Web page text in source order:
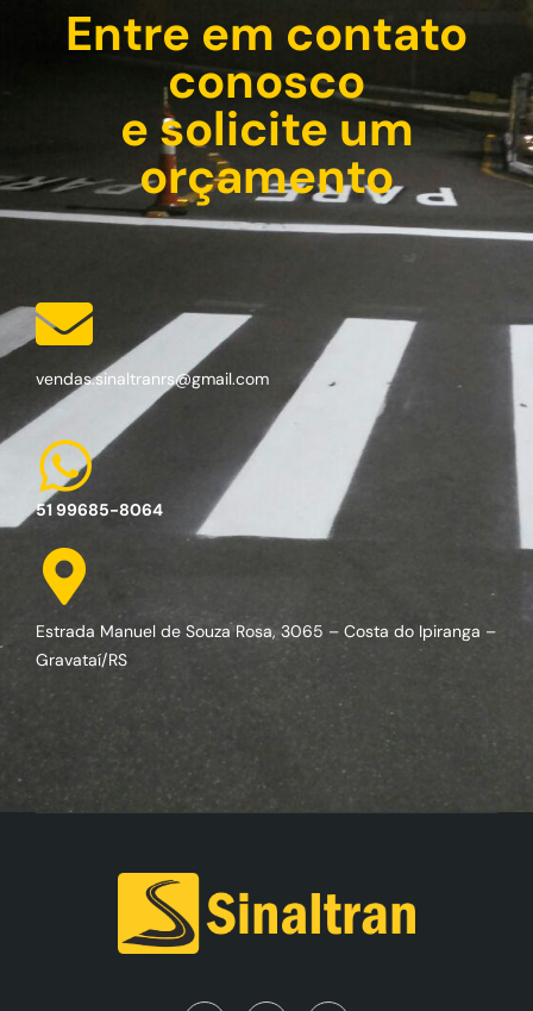
Entre em contato
conosco
e solicite um
orçamento
vendas.sinaltranrs@gmail.com
51 99685-8064
Estrada Manuel de Souza Rosa, 3065 – Costa do Ipiranga –
Gravataí/RS